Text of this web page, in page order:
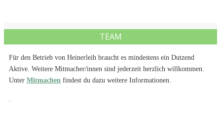
TEAM
Für den Betrieb von Heinerleih braucht es mindestens ein Dutzend
Aktive. Weitere Mitmacher/innen sind jederzeit herzlich willkommen.
Unter Mitmachen findest du dazu weitere Informationen.
.